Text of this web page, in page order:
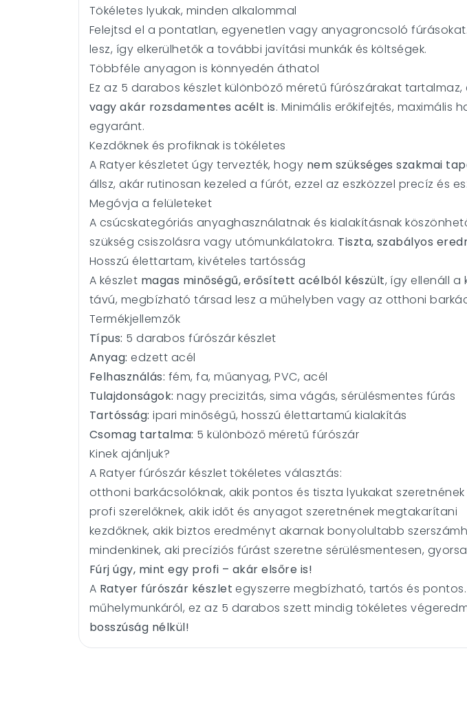
Tökéletes lyukak, minden alkalommal
Felejtsd el a pontatlan, egyenetlen vagy anyagroncsoló
lesz, így elkerülhetők a további javítási munkák és költségek.
Többféle anyagon is könnyedén áthatol
Ez az 5 darabos készlet különböző méretű fúrószárakat tartalmaz,
vagy akár rozsdamentes acélt is. Minimális erőkifejtés, maximális
egyaránt.
Kezdőknek és profiknak is tökéletes
A Ratyer készletet úgy tervezték, hogy nem szükséges szakmai
állsz, akár rutinosan kezeled a fúrót, ezzel az eszközzel precíz és
Megóvja a felületeket
A csúcskategóriás anyaghasználatnak és kialakításnak
szükség csiszolásra vagy utómunkálatokra. Tiszta, szabályos
Hosszú élettartam, kivételes tartósság
A készlet magas minőségű, erősített acélból készült, így ellenáll a
távú, megbízható társad lesz a műhelyben vagy az otthoni
Termékjellemzők
Típus: 5 darabos fúrószár készlet
Anyag: edzett acél
Felhasználás: fém, fa, műanyag, PVC, acél
Tulajdonságok: nagy precizitás, sima vágás, sérülésmentes fúrás
Tartósság: ipari minőségű, hosszú élettartamú kialakítás
Csomag tartalma: 5 különböző méretű fúrószár
Kinek ajánljuk?
A Ratyer fúrószár készlet tökéletes választás:
otthoni barkácsolóknak, akik pontos és tiszta lyukakat szeretnének
profi szerelőknek, akik időt és anyagot szeretnének megtakarítani
kezdőknek, akik biztos eredményt akarnak bonyolultabb
mindenkinek, aki precíziós fúrást szeretne sérülésmentesen,
Fúrj úgy, mint egy profi – akár elsőre is!
A Ratyer fúrószár készlet egyszerre megbízható, tartós és
műhelymunkáról, ez az 5 darabos szett mindig tökéletes
bosszúság nélkül!